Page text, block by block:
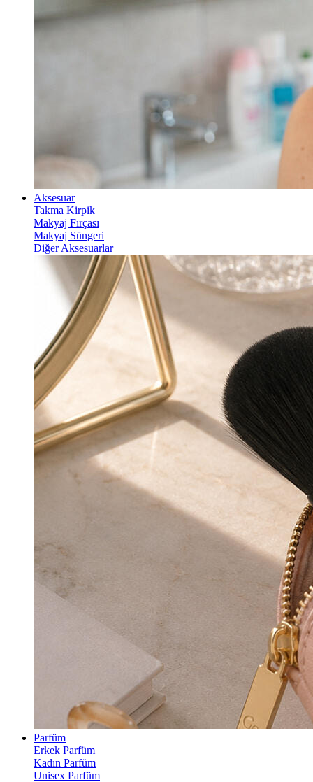
Aksesuar
Takma Kirpik
Makyaj Fırçası
Makyaj Süngeri
Diğer Aksesuarlar
Parfüm
Erkek Parfüm
Kadın Parfüm
Unisex Parfüm